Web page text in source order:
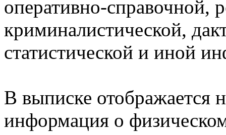
оперативно-справочной,
криминалистической,
статистической и иной
В выписке отображается
информация о